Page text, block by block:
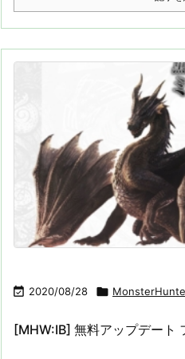
 2020/08/28 
[MHW:IB] 無料アップデート